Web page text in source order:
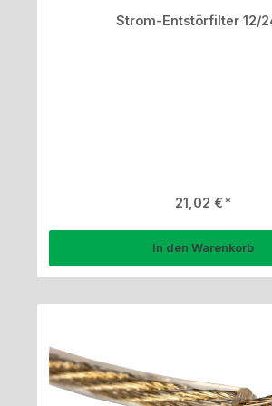
Strom-Entstörfilter 12/
Regulärer Preis:
21,02 €
In den Warenkorb